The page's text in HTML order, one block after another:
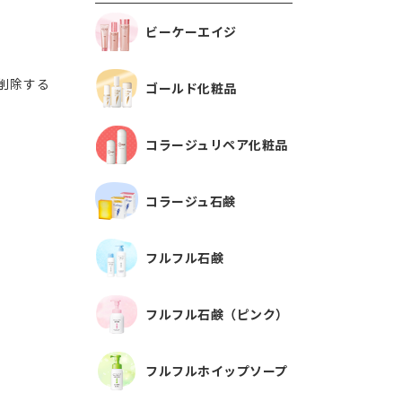
ビーケーエイジ
ゴールド化粧品
コラージュリペア化粧品
コラージュ石鹸
フルフル石鹸
フルフル石鹸（ピンク）
フルフルホイップソープ
除する